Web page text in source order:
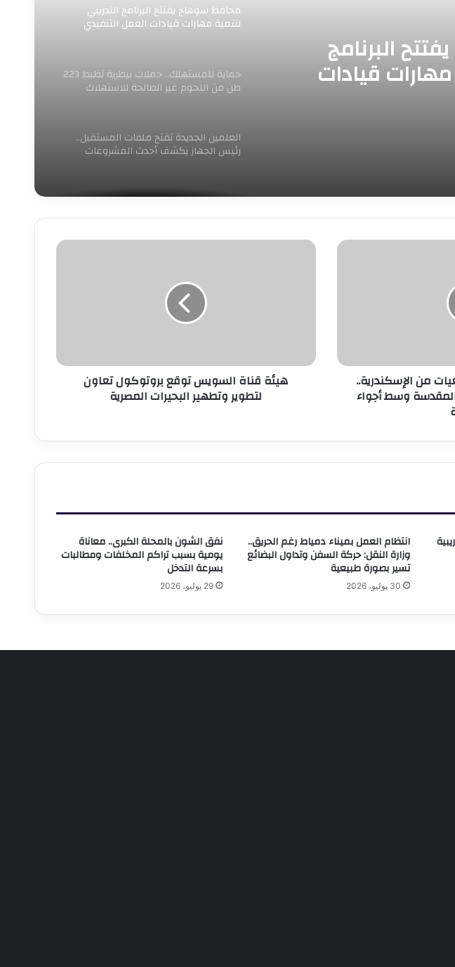
البرنامج
مهارات قيادات
بالمحافظة
محافظ سوهاج يفتتح البرنامج التدريبي
لتنمية مهارات قيادات العمل التنفيذي
حماية للمستهلك.. حملات بيطرية تظبط 223
طن من اللحوم غير الصالحة للاستهلاك
العلمين الجديدة تفتح ملفات المستقبل..
رئيس الجهاز يكشف أحدث المشروعات
من الإسكندرية..
المقدسة وسط أجواء
هيئة
البحيرات
المصريةهيئة قناة السويس توقع بروتوكول تعاون
لتطوير وتطهير البحيرات المصرية
انتظام العمل بميناء دمياط رغم الحريق..
وزارة النقل: حركة السفن وتداول البضائع
تسير بصورة طبيعية
30 يوليو، 2026
نفق الشون بالمحلة الكبرى.. معاناة
يومية بسبب تراكم المخلفات ومطالبات
بسرعة التدخل
29 يوليو، 2026